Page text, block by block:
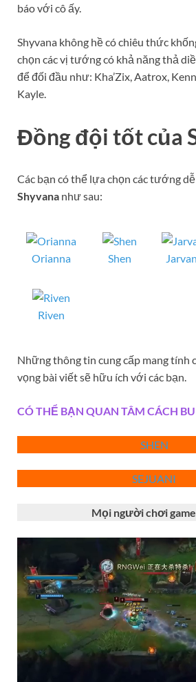
báo với cô ấy.
Shyvana không hề có chiêu thức
chọn các vị tướng có khả năng thả
để đối đầu như: Kha’Zix, Aatrox,
Kayle.
Đồng đội tốt của
Các bạn có thể lựa chọn các tướng
Shyvana như sau:
Orianna Shen
Riven
Những thông tin cung cấp mang tính
vọng bài viết sẽ hữu ích với các bạn.
CÓ THỂ BẠN QUAN TÂM CÁCH
SHEN
SEJUANI
Mọi người chơi